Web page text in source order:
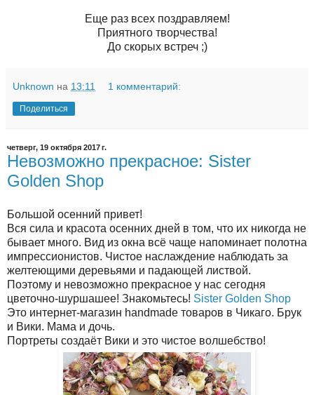
Еще раз всех поздравляем!
Приятного творчества!
До скорых встреч ;)
Unknown на 13:11 1 комментарий:
Поделиться
четверг, 19 октября 2017 г.
Невозможно прекрасное: Sister
Golden Shop
Большой осенний привет!
Вся сила и красота осенних дней в том, что их никогда не
бывает много. Вид из окна всё чаще напоминает полотна
импрессионистов. Чистое наслаждение наблюдать за
желтеющими деревьями и падающей листвой.
Поэтому и невозможно прекрасное у нас сегодня
цветочно-шуршашее! Знакомьтесь! Sister Golden Shop
Это интернет-магазин handmade товаров в Чикаго. Брук
и Вики. Мама и дочь.
Портреты создаёт Вики и это чистое волшебство!